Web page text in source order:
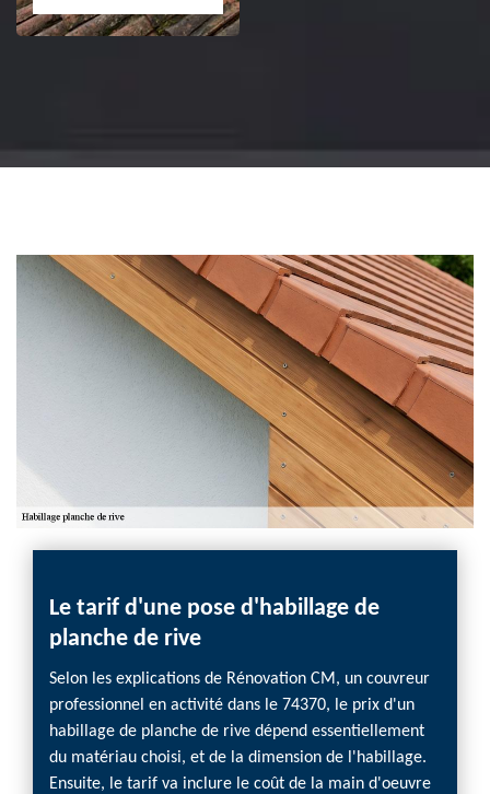
Le tarif d'une pose d'habillage de
planche de rive
Selon les explications de Rénovation CM, un couvreur
professionnel en activité dans le 74370, le prix d'un
habillage de planche de rive dépend essentiellement
du matériau choisi, et de la dimension de l'habillage.
Ensuite, le tarif va inclure le coût de la main d'oeuvre